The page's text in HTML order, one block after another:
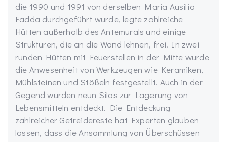
die 1990 und 1991 von derselben Maria Ausilia
Fadda durchgeführt wurde, legte zahlreiche
Hütten außerhalb des Antemurals und einige
Strukturen, die an die Wand lehnen, frei. In zwei
runden Hütten mit Feuerstellen in der Mitte wurde
die Anwesenheit von Werkzeugen wie Keramiken,
Mühlsteinen und Stößeln festgestellt. Auch in der
Gegend wurden neun Silos zur Lagerung von
Lebensmitteln entdeckt. Die Entdeckung
zahlreicher Getreidereste hat Experten glauben
lassen, dass die Ansammlung von Überschüssen